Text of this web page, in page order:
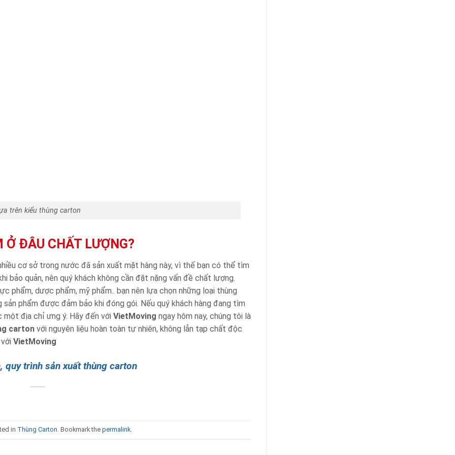
trên kiểu thùng carton
ĐÂU CHẤT LƯỢNG?
cơ sở trong nước đã sản xuất mặt hàng này, vì thế bạn có thể tìm
bảo quản, nên quý khách không cần đặt nặng vấn đề chất lượng.
phẩm, dược phẩm, mỹ phẩm.. bạn nên lựa chọn những loại thùng
phẩm được đảm bảo khi đóng gói. Nếu quý khách hàng đang tìm
địa chỉ ưng ý. Hãy đến với VietMoving ngay hôm nay, chúng tôi là
carton với nguyên liệu hoàn toàn tự nhiên, không lẫn tạp chất độc
VietMoving
quy trình sản xuất thùng carton
in Thùng Carton . Bookmark the permalink.